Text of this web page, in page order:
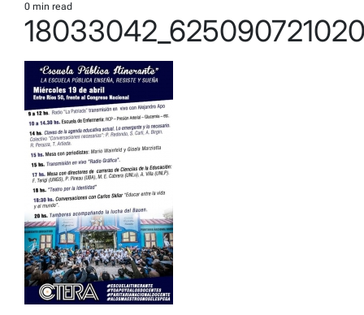
Estimated
read
time
0 min read